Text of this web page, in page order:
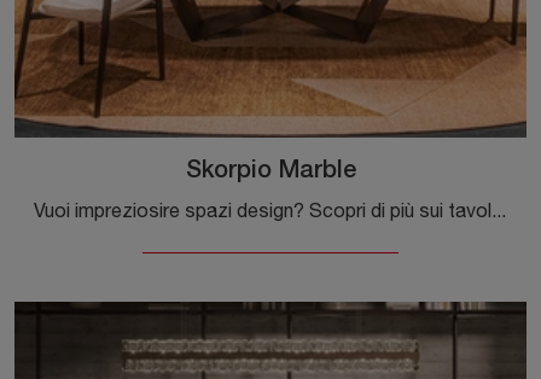
Skorpio Marble
Vuoi impreziosire spazi design? Scopri di più sui tavoli design fissi: il modello da pranzo Skorpio Marble ti aspetta.